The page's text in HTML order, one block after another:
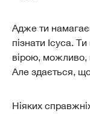
Адже ти
пізнати Ісуса.
вірою, можливо,
Але здається, що
Ніяких